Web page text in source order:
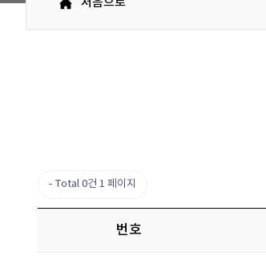
처음으로
Total 0건 1 페이지
번호